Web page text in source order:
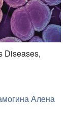
Diseases,
Алена